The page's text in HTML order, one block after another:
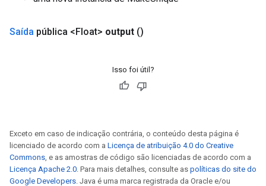
Saída pública <Float> output ()
Isso foi útil?
Exceto em caso de indicação contrária, o conteúdo desta página é
licenciado de acordo com a Licença de atribuição 4.0 do Creative
Commons, e as amostras de código são licenciadas de acordo com a
Licença Apache 2.0. Para mais detalhes, consulte as políticas do site do
Google Developers. Java é uma marca registrada da Oracle e/ou